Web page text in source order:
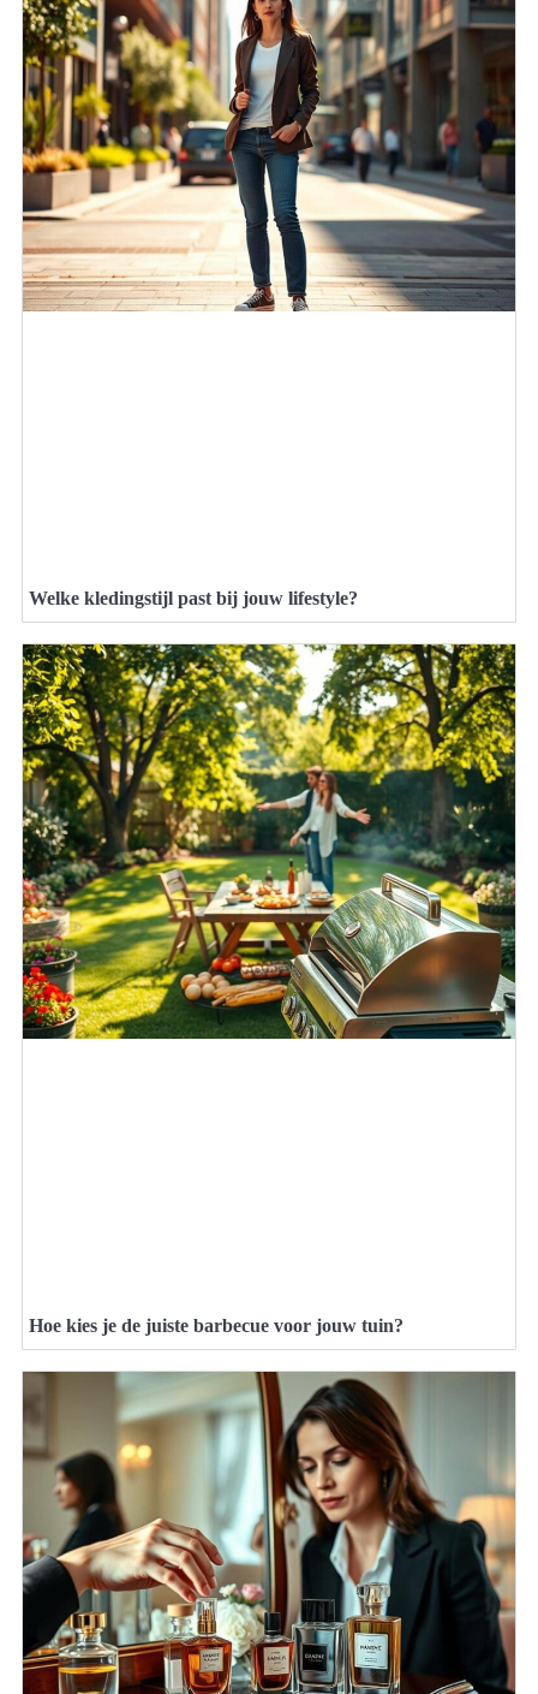
Welke kledingstijl past bij jouw lifestyle?
Hoe kies je de juiste barbecue voor jouw tuin?